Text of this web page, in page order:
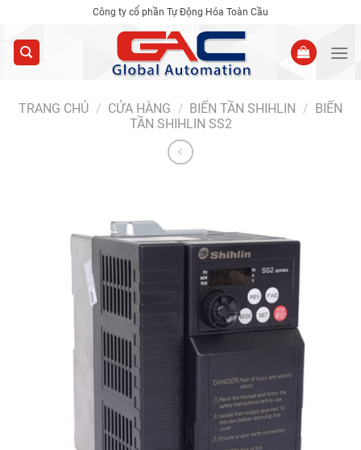
content
Công ty cổ phần Tự Động Hóa Toàn Cầu
TRANG CHỦ / CỬA HÀNG / BIẾN TẦN SHIHLIN / BIẾN
TẦN SHIHLIN SS2